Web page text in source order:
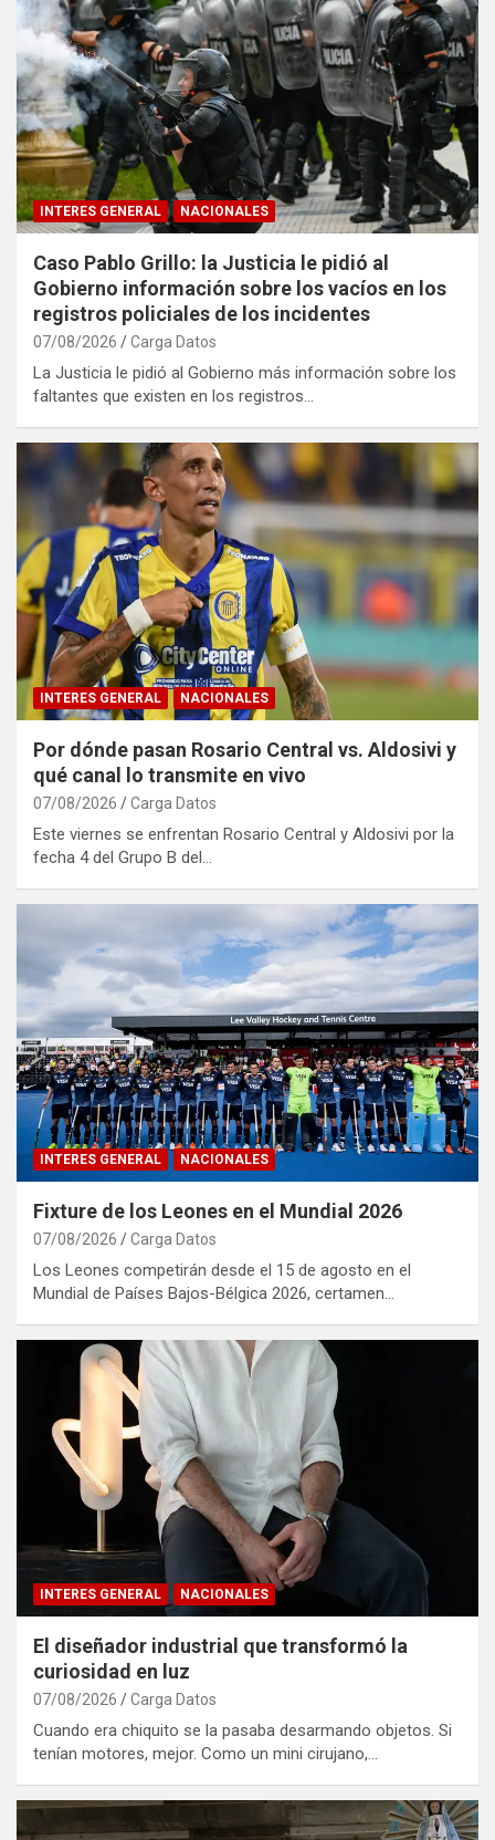
INTERES GENERAL NACIONALES
Caso Pablo Grillo: la Justicia le pidió al
Gobierno información sobre los vacíos en los
registros policiales de los incidentes
07/08/2026 Carga Datos
La Justicia le pidió al Gobierno más información sobre los
faltantes que existen en los registros…
INTERES GENERAL NACIONALES
Por dónde pasan Rosario Central vs. Aldosivi y
qué canal lo transmite en vivo
07/08/2026 Carga Datos
Este viernes se enfrentan Rosario Central y Aldosivi por la
fecha 4 del Grupo B del…
INTERES GENERAL NACIONALES
Fixture de los Leones en el Mundial 2026
07/08/2026 Carga Datos
Los Leones competirán desde el 15 de agosto en el
Mundial de Países Bajos-Bélgica 2026, certamen…
INTERES GENERAL NACIONALES
El diseñador industrial que transformó la
curiosidad en luz
07/08/2026 Carga Datos
Cuando era chiquito se la pasaba desarmando objetos. Si
tenían motores, mejor. Como un mini cirujano,…